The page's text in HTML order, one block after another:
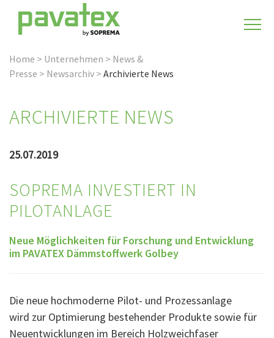
Home > Unternehmen > News &
Presse > Newsarchiv > Archivierte News
ARCHIVIERTE NEWS
25.07.2019
SOPREMA INVESTIERT IN
PILOTANLAGE
Neue Möglichkeiten für Forschung und Entwicklung
im PAVATEX Dämmstoffwerk Golbey
Die neue hochmoderne Pilot- und Prozessanlage
wird zur Optimierung bestehender Produkte sowie für
Neuentwicklungen im Bereich Holzweichfaser